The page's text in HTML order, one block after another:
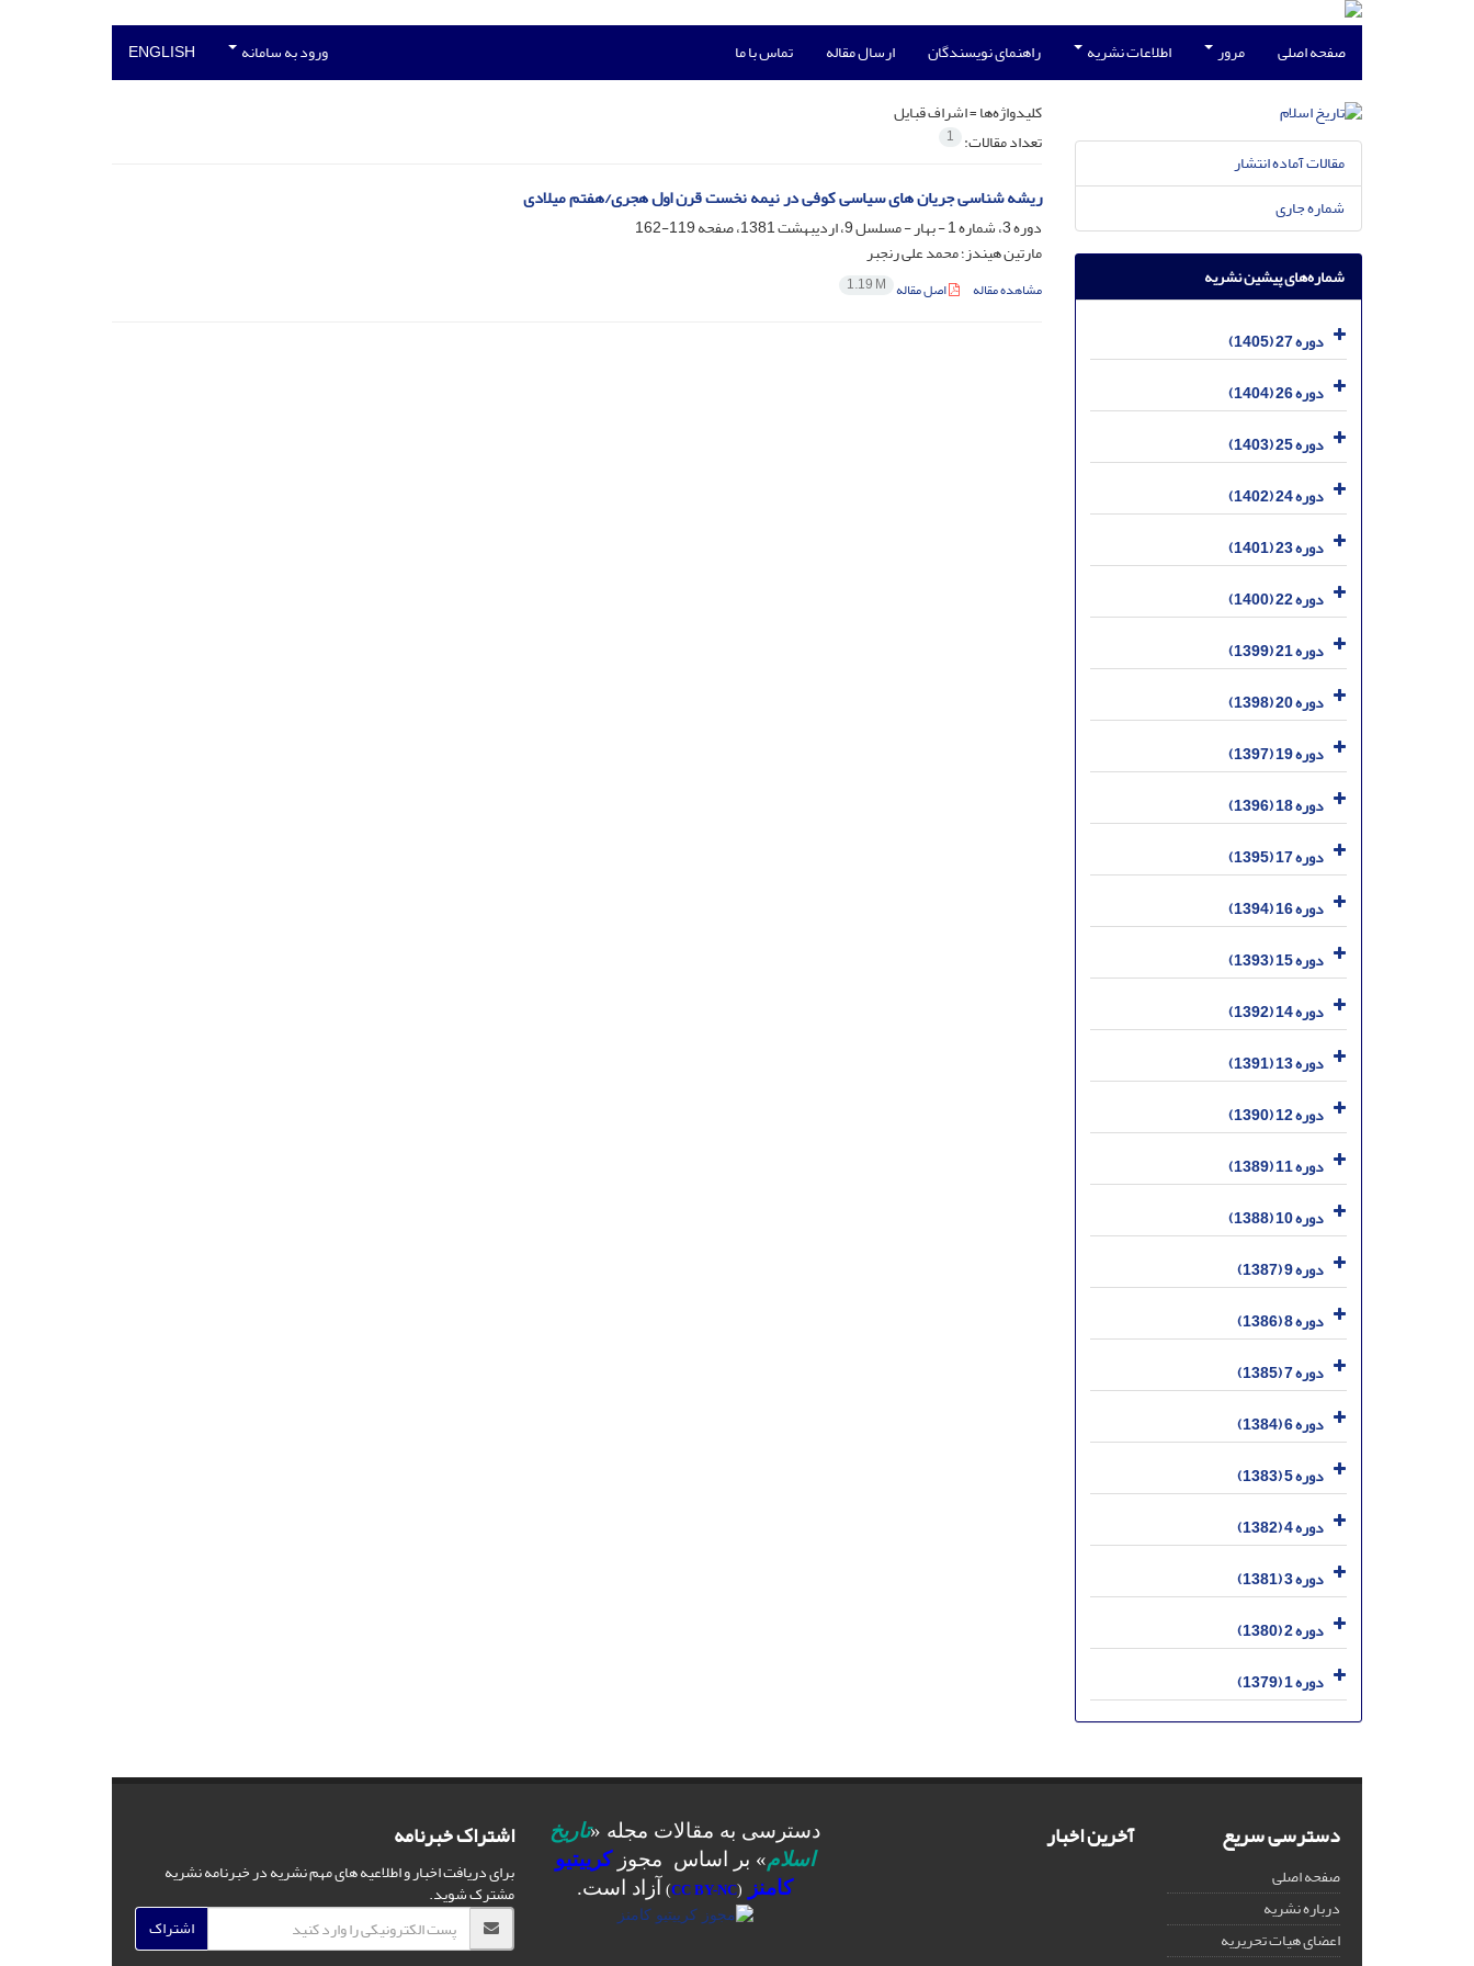
صفحه اصلی مرور اطلاعات نشریه راهنمای نویسندگان ارسال مقاله تماس با ما ورود به سامانه ENGLISH
کلیدواژه‌ها =اشراف قبایل
تعداد مقالات: 1
ریشه شناسى جریان هاى سیاسى کوفى در نیمه نخست قرن اول هجرى/هفتم میلادى
دوره 3، شماره 1 - بهار - مسلسل 9، اردیبهشت 1381، صفحه
119-162
مارتین هیندز؛ محمد علی رنجبر
مشاهده مقاله اصل مقاله 1.19 M
مقالات آماده انتشار
شماره جاری
شماره‌های پیشین نشریه
دوره 27 (1405)
دوره 26 (1404)
دوره 25 (1403)
دوره 24 (1402)
دوره 23 (1401)
دوره 22 (1400)
دوره 21 (1399)
دوره 20 (1398)
دوره 19 (1397)
دوره 18 (1396)
دوره 17 (1395)
دوره 16 (1394)
دوره 15 (1393)
دوره 14 (1392)
دوره 13 (1391)
دوره 12 (1390)
دوره 11 (1389)
دوره 10 (1388)
دوره 9 (1387)
دوره 8 (1386)
دوره 7 (1385)
دوره 6 (1384)
دوره 5 (1383)
دوره 4 (1382)
دوره 3 (1381)
دوره 2 (1380)
دوره 1 (1379)
دسترسی سریع
صفحه اصلی
درباره نشریه
اعضای هیات تحریریه
آخرین اخبار دسترسی به مقالات مجله «تاریخ
اسلام» بر اساس مجوزکرییتیو
کامنز
(
CC BY-NC
) آزاد است.
اشتراک خبرنامه
برای دریافت اخبار و اطلاعیه های مهم نشریه در خبرنامه نشریه
مشترک شوید.
اشتراک